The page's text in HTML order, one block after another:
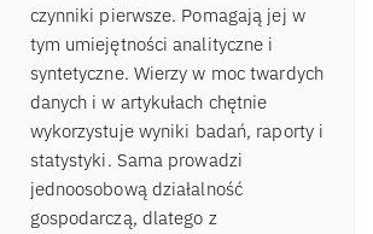
czynniki pierwsze. Pomagają jej w
tym umiejętności analityczne i
syntetyczne. Wierzy w moc twardych
danych i w artykułach chętnie
wykorzystuje wyniki badań, raporty i
statystyki. Sama prowadzi
jednoosobową działalność
gospodarczą, dlatego z